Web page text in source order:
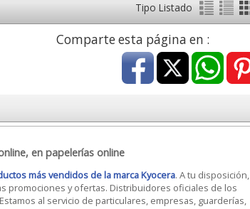
Tipo Listado
Comparte esta página en :
en papelerías online
más vendidos de la marca Kyocera. A tu disposición,
promociones y ofertas. Distribuidores oficiales de los
al servicio de particulares, empresas, guarderías,